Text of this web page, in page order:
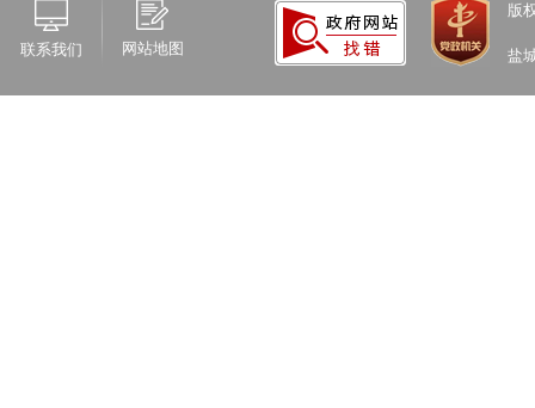
联系我们 网站地图
版
盐